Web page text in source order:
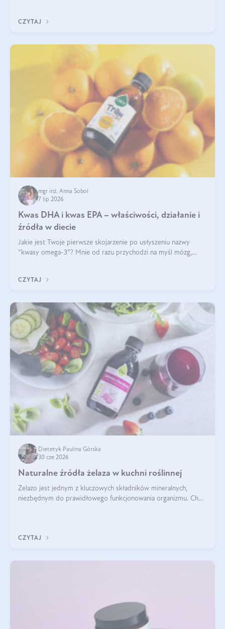
CZYTAJ
mgr inż. Anna Sobol
7 lip 2026
Kwas DHA i kwas EPA – właściwości, działanie i
źródła w diecie
Jakie jest Twoje pierwsze skojarzenie po usłyszeniu nazwy
“kwasy omega-3”? Mnie od razu przychodzi na myśl mózg,
EPA.
CZYTAJ
Dietetyk Paulina Górska
30 cze 2026
Naturalne źródła żelaza w kuchni roślinnej
Żelazo jest jednym z kluczowych składników mineralnych,
niezbędnym do prawidłowego funkcjonowania organizmu. Choć
CZYTAJ